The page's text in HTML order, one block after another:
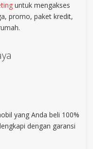
untuk mengakses
promo, paket kredit,
yang Anda beli 100%
dengan garansi